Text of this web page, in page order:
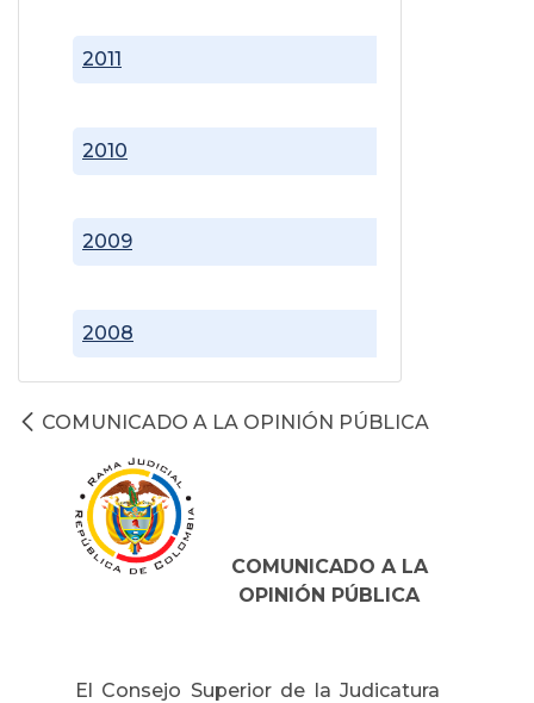
2008
2009
2010
2011
COMUNICADO A LA OPINIÓN PÚBLICA
COMUNICADO A LA
OPINIÓN PÚBLICA
El Consejo Superior de la Judicatura